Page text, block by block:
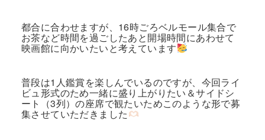
都合に合わせますが、16時ごろベルモール集合で
お茶など時間を過ごしたあと開場時間にあわせて
映画館に向かいたいと考えています
普段は1人鑑賞を楽しんでいるのですが、今回ライ
ビュ形式のため一緒に盛り上がりたい＆サイドシ
ート（3列）の座席で観たいためこのような形で募
集させていただきました